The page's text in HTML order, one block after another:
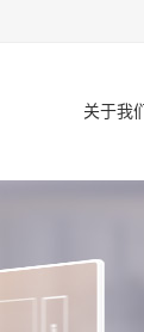
关于我们